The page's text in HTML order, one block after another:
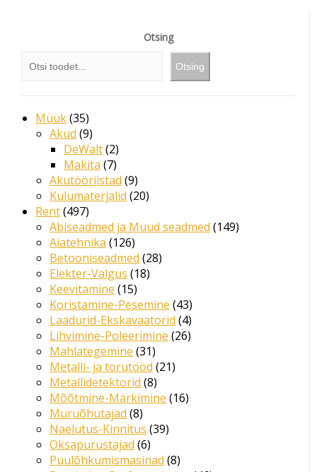
Otsing
Otsing
Müük 35
Akud 9
DeWalt 2
Makita 7
Akutööriistad 9
Kulumaterjalid 20
Rent 497
Abiseadmed ja Muud seadmed 149
Aiatehnika 126
Betooniseadmed 28
Elekter-Valgus 18
Keevitamine 15
Koristamine-Pesemine 43
Laadurid-Ekskavaatorid 4
Lihvimine-Poleerimine 26
Mahlategemine 31
Metalli- ja torutööd 21
Metallidetektorid 8
Mõõtmine-Märkimine 16
Muruõhutajad 8
Naelutus-Kinnitus 39
Oksapurustajad 6
Puulõhkumismasinad 8